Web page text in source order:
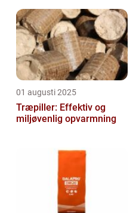
01 augusti 2025
Træpiller: Effektiv og
miljøvenlig opvarmning